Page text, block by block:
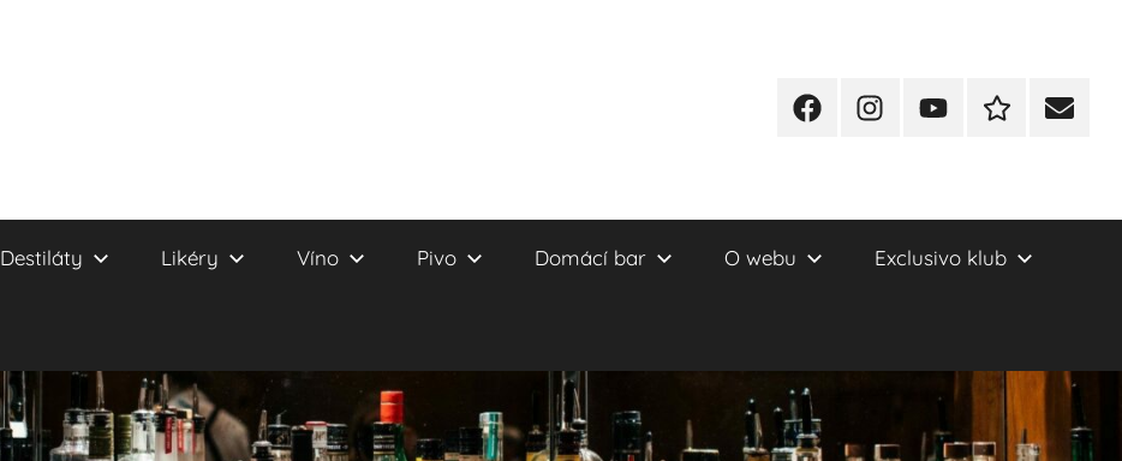
FacebookInstagram
YT
Redakční
E-
Destiláty Likéry Víno Pivo Domácí bar O webu Exclusivo klub